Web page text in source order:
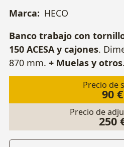
Marca: HECO
Banco trabajo con
150 ACESA y cajones.
870 mm. + Muelas y otros.
Precio de
90 €
Precio de
250